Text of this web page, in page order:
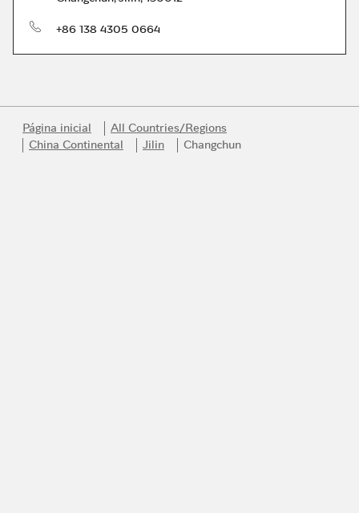
telefone+86 138 4305 0664
Página inicial
All Countries/Regions
China Continental
Jilin Changchun